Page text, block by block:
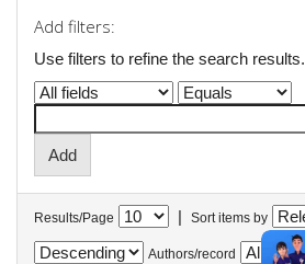
Add filters:
Use filters to refine the search results.
Results/Page | Sort items by
Authors/record